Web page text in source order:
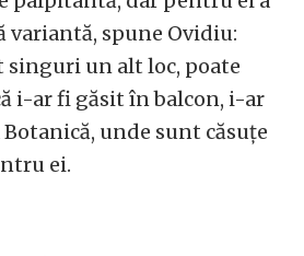
variantă, spune Ovidiu:
un alt loc, poate
i-ar fi găsit în balcon, i-ar
unde sunt căsuțe
ei.